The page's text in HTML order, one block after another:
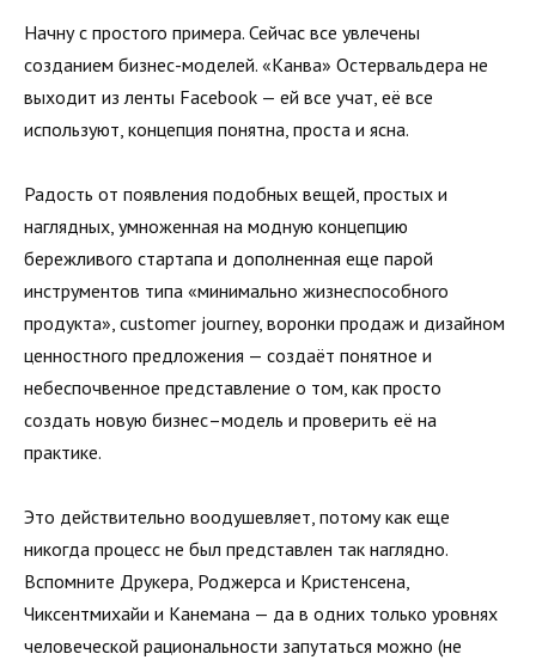
Начну с простого примера. Сейчас все увлечены
созданием бизнес-моделей. «Канва» Остервальдера не
выходит из ленты Facebook — ей все учат, её все
используют, концепция понятна, проста и ясна.
Радость от появления подобных вещей, простых и
наглядных, умноженная на модную концепцию
бережливого стартапа и дополненная еще парой
инструментов типа «минимально жизнеспособного
продукта», customer journey, воронки продаж и дизайном
ценностного предложения — создаёт понятное и
небеспочвенное представление о том, как просто
создать новую бизнес–модель и проверить её на
практике.
Это действительно воодушевляет, потому как еще
никогда процесс не был представлен так наглядно.
Вспомните Друкера, Роджерса и Кристенсена,
Чиксентмихайи и Канемана — да в одних только уровнях
человеческой рациональности запутаться можно (не